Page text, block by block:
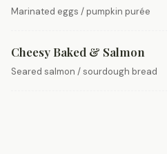
Marinated eggs / pumpkin purée
Cheesy Baked & Salmon
Seared salmon / sourdough bread